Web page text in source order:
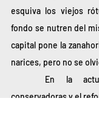
esquiva los viejos
fondo se nutren del
capital pone la
narices, pero no se
conservadoras y el